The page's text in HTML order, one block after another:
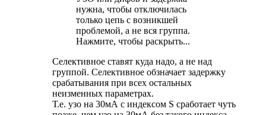
нужна, чтобы отключилась
только цепь с возникшей
проблемой, а не вся группа.
Нажмите, чтобы раскрыть...
Селективное ставят куда надо, а не над
группой. Селективное обзначает задержку
срабатывания при всех остальных
неизменных параметрах.
Т.е. узо на 30мА с индексом S сработает чуть